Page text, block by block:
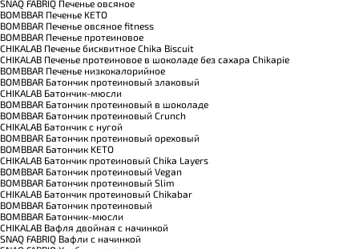
SNAQ FABRIQ Печенье овсяное
BOMBBAR Печенье KETO
BOMBBAR Печенье овсяное fitness
BOMBBAR Печенье протеиновое
CHIKALAB Печенье бисквитное Chika Biscuit
CHIKALAB Печенье протеиновое в шоколаде без сахара Chikapie
BOMBBAR Печенье низкокалорийное
BOMBBAR Батончик протеиновый злаковый
CHIKALAB Батончик-мюсли
BOMBBAR Батончик протеиновый в шоколаде
BOMBBAR Батончик протеиновый Crunch
CHIKALAB Батончик с нугой
BOMBBAR Батончик протеиновый ореховый
BOMBBAR Батончик KETO
CHIKALAB Батончик протеиновый Chika Layers
BOMBBAR Батончик протеиновый Vegan
BOMBBAR Батончик протеиновый Slim
CHIKALAB Батончик протеиновый Chikabar
BOMBBAR Батончик протеиновый
BOMBBAR Батончик-мюсли
CHIKALAB Вафля двойная с начинкой
SNAQ FABRIQ Вафли с начинкой